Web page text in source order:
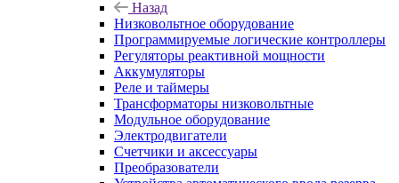
Назад
Низковольтное оборудование
Программируемые логические контроллеры
Регуляторы реактивной мощности
Аккумуляторы
Реле и таймеры
Трансформаторы низковольтные
Модульное оборудование
Электродвигатели
Счетчики и аксессуары
Преобразователи